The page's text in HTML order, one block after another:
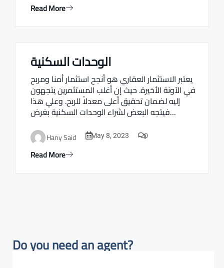
Read More
Real estate Estate ville
الوحدات السكنية
يعتبر الاستثمار العقاري هو أنجح استثمار أمنا ومربح
في الآونة الأخيرة. حيث إن أغلب المستثمرين يتجهون
إليه لضمان تحقيق أعلى معدلاً للربح. وعلي هذا
فيتجه البعض لشراء الوحدات السكنية بغرض…
Hany Said May 8, 2023 0
Read More
Do you need an agent?​